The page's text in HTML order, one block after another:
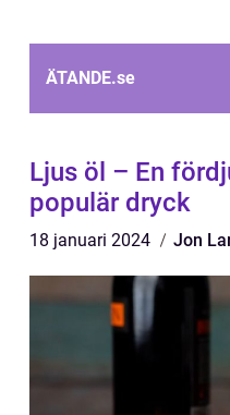
ÄTANDE.se
Ljus öl – En
populär dryck
18 januari 2024 Jon